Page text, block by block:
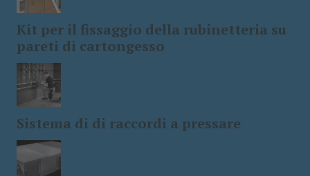
Kit per il fissaggio della rubinetteria su
pareti di cartongesso
Sistema di di raccordi a pressare